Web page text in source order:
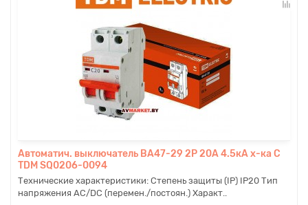
Автоматич. выключатель ВА47-29 2P 20A 4.5кА х-ка С
TDM SQ0206-0094
Технические характеристики: Степень защиты (IP) IP20 Тип
напряжения AC/DC (перемен./постоян.) Характ..